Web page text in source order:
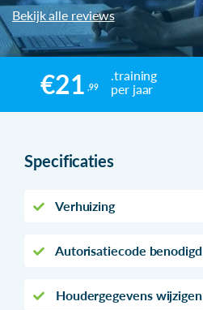
Bekijk alle reviews
€21 ,99
.training
per jaar
Specificaties
Verhuizing
Autorisatiecode benodigd
Houdergegevens wijzigen